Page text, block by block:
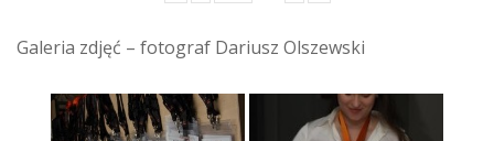
Galeria zdjęć – fotograf Dariusz Olszewski